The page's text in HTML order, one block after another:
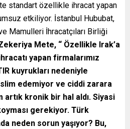
standart özellikle ihracat yapan
etkiliyor. İstanbul Hububat,
Mamulleri İhracatçıları Birliği
Mete, “ Özellikle Irak’a
yapan firmalarımız
kuyrukları nedeniyle
edemiyor ve ciddi zarara
kronik bir hal aldı. Siyasi
gerekiyor. Türk
neden sorun yaşıyor? Bu,